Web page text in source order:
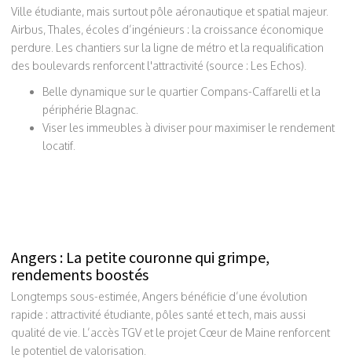
Ville étudiante, mais surtout pôle aéronautique et spatial majeur.
Airbus, Thales, écoles d’ingénieurs : la croissance économique
perdure. Les chantiers sur la ligne de métro et la requalification
des boulevards renforcent l'attractivité (source : Les Echos).
Belle dynamique sur le quartier Compans-Caffarelli et la
périphérie Blagnac.
Viser les immeubles à diviser pour maximiser le rendement
locatif.
Angers : La petite couronne qui grimpe,
rendements boostés
Longtemps sous-estimée, Angers bénéficie d’une évolution
rapide : attractivité étudiante, pôles santé et tech, mais aussi
qualité de vie. L’accès TGV et le projet Cœur de Maine renforcent
le potentiel de valorisation.